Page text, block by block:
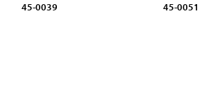
45-0039 45-0051